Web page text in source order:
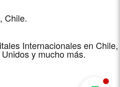
, Chile.
Internacionales en Chile,
y mucho más.